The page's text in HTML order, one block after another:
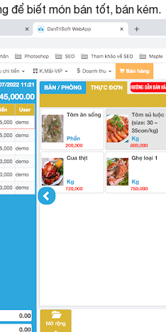
để biết món bán tốt, bán kém.